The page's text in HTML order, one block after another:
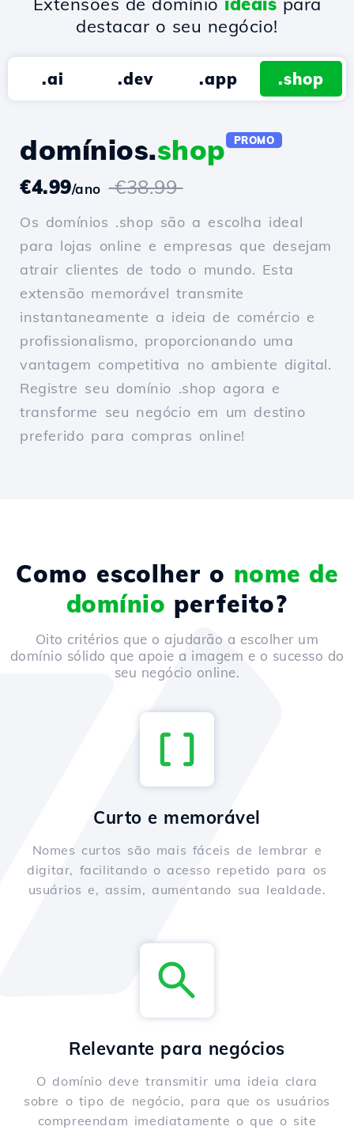
destacar o seu negócio!
.ai .dev .app .shop
domínios.shop PROMO
€4.99/ano €38.99
Os domínios .shop são a escolha ideal
para lojas online e empresas que desejam
atrair clientes de todo o mundo. Esta
extensão memorável transmite
instantaneamente a ideia de comércio e
profissionalismo, proporcionando uma
vantagem competitiva no ambiente digital.
Registre seu domínio .shop agora e
transforme seu negócio em um destino
preferido para compras online!
Como escolher o nome de
domínio perfeito?
Oito critérios que o ajudarão a escolher um
domínio sólido que apoie a imagem e o sucesso do
seu negócio online.
Curto e memorável
Nomes curtos são mais fáceis de lembrar e
digitar, facilitando o acesso repetido para os
usuários e, assim, aumentando sua lealdade.
Relevante para negócios
O domínio deve transmitir uma ideia clara
sobre o tipo de negócio, para que os usuários
compreendam imediatamente o que o site